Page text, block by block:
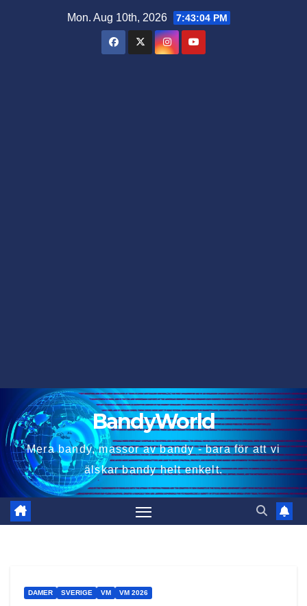
Mon. Aug 10th, 2026 7:43:05 PM
BandyWorld
Mera bandy, massor av bandy - bara för att vi
älskar bandy helt enkelt.
DAMER SVERIGE VM VM 2026